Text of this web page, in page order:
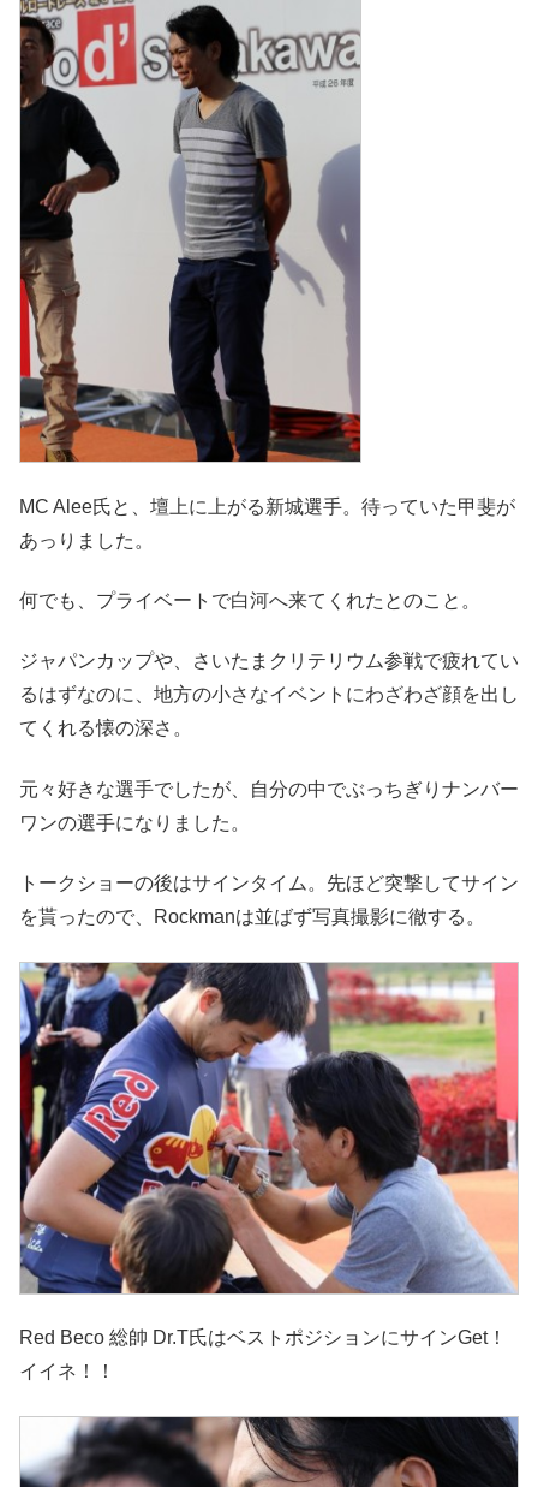
MC Alee氏と、壇上に上がる新城選手。待っていた甲斐が
あっりました。
何でも、プライベートで白河へ来てくれたとのこと。
ジャパンカップや、さいたまクリテリウム参戦で疲れてい
るはずなのに、地方の小さなイベントにわざわざ顔を出し
てくれる懐の深さ。
元々好きな選手でしたが、自分の中でぶっちぎりナンバー
ワンの選手になりました。
トークショーの後はサインタイム。先ほど突撃してサイン
を貰ったので、Rockmanは並ばず写真撮影に徹する。
Red Beco 総帥 Dr.T氏はベストポジションにサインGet！
イイネ！！